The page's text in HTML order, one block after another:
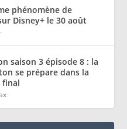
phénomène de
Disney+ le 30 août
saison 3 épisode 8 : la
se prépare dans la
final